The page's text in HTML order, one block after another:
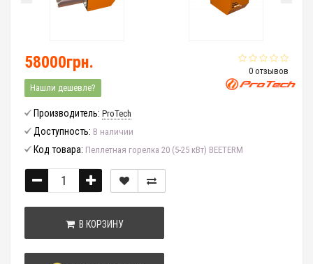
0 отзывов
58000грн.
Нашли дешевле?
Производитель: ProTech
Доступность: В наличии
Код товара: Пеллетная горелка 20 (5-25 кВт) BEETERM
В КОРЗИНУ